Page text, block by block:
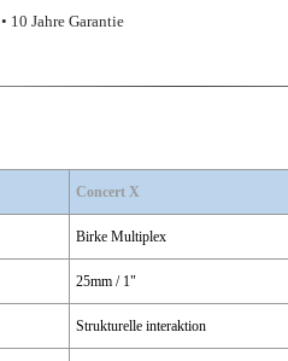
• 10 Jahre Garantie
Concert X
Birke Multiplex
25mm / 1"
Strukturelle interaktion